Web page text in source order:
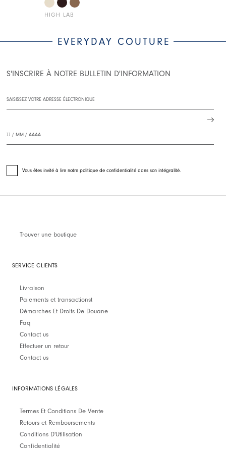
HIGH LAB
EVERYDAY COUTURE
S'INSCRIRE À NOTRE BULLETIN D'INFORMATION
Vous êtes invité à lire notre politique de confidentialité dans son intégralité.
Trouver une boutique
SERVICE CLIENTS
Livraison
Paiements et transactionst
Démarches Et Droits De Douane
Faq
Contact us
Effectuer un retour
Contact us
INFORMATIONS LÉGALES
Termes Et Conditions De Vente
Retours et Remboursements
Conditions D'Utilisation
Confidentialité